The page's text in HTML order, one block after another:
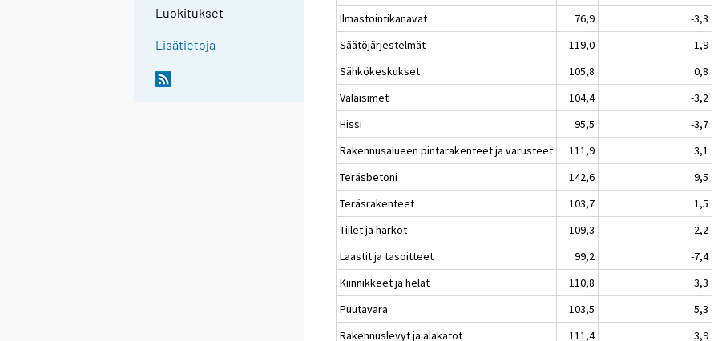
Luokitukset
Lisätietoja
Ilmastointikanavat
76,9
-3,3
Säätöjärjestelmät
119,0
1,9
Sähkökeskukset
105,8
0,8
Valaisimet
104,4
-3,2
Hissi
95,5
-3,7
Rakennusalueen pintarakenteet ja varusteet
111,9
3,1
Teräsbetoni
142,6
9,5
Teräsrakenteet
103,7
1,5
Tiilet ja harkot
109,3
-2,2
Laastit ja tasoitteet
99,2
-7,4
Kiinnikkeet ja helat
110,8
3,3
Puutavara
103,5
5,3
Rakennuslevyt ja alakatot
111,4
3,9